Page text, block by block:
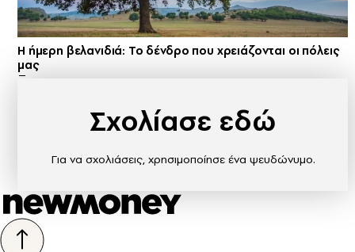
Η ήμερη βελανιδιά: Το δένδρο που χρειάζονται οι πόλεις
μας
Σχολίασε εδώ
Για να σχολιάσεις, χρησιμοποίησε ένα ψευδώνυμο.